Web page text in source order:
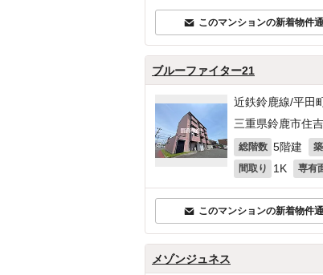
このマンションの新着物件
ブルーファイター21
近鉄鈴鹿線/平田
三重県鈴鹿市住
総階数 5階建
間取り 1K 専有
このマンションの新着物件
メゾンジュネス